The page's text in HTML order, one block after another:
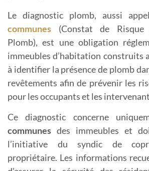
Le diagnostic plomb, aussi
communes (Constat de Risque
Plomb), est une obligation
immeubles d’habitation construits
à identifier la présence de plomb
revêtements afin de prévenir les
pour les occupants et les
Ce diagnostic concerne
communes des immeubles et
l’initiative du syndic de
propriétaire. Les informations